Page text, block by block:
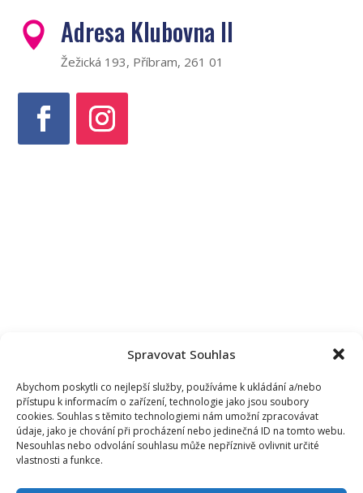
Spravovat Souhlas
Abychom poskytli co nejlepší služby, používáme k ukládání a/nebo
přístupu k informacím o zařízení, technologie jako jsou soubory
cookies. Souhlas s těmito technologiemi nám umožní zpracovávat
údaje, jako je chování při procházení nebo jedinečná ID na tomto webu.
Nesouhlas nebo odvolání souhlasu může nepříznivě ovlivnit určité
vlastnosti a funkce.
 Adresa Klubovna II
Žežická 193, Příbram, 261 01